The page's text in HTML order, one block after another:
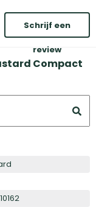
Schrijf een
review
Compact